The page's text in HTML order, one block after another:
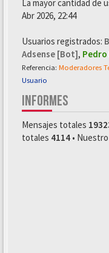
La mayor cantidad de
Abr 2026, 22:44
Usuarios registrados:
Adsense [Bot], Pedro
Referencia: Moderadores
Usuario
INFORMES
Mensajes totales
totales 4114 •